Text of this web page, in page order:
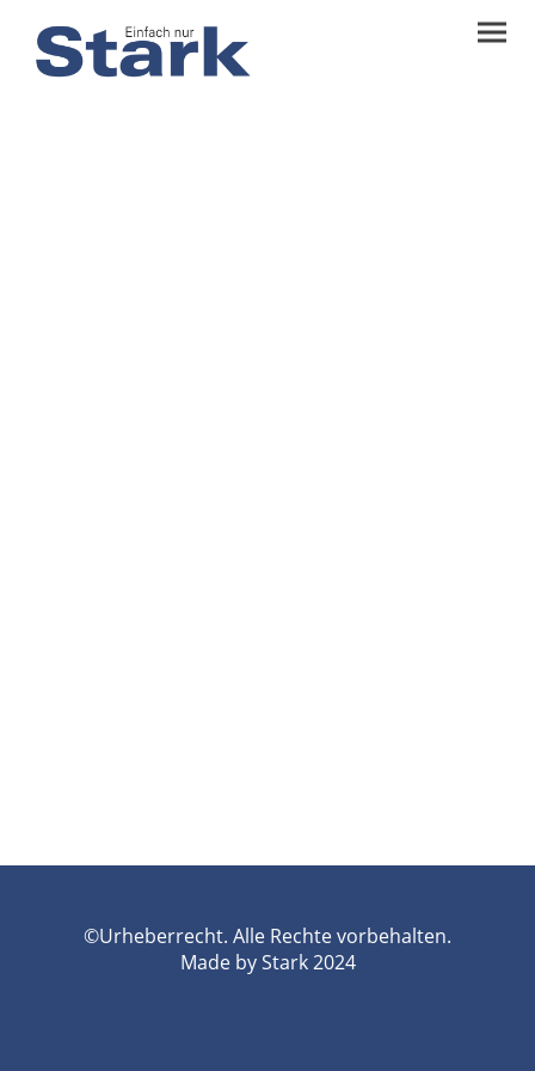
©Urheberrecht. Alle Rechte vorbehalten.
Made by Stark 2024